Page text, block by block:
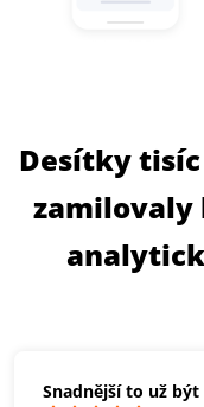
Desítky
zamilovaly
Snadnější to už být